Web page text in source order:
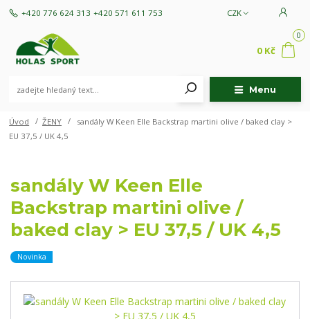
Menu
CZK
+420 776 624 313 +420 571 611 753
0
0 Kč
Úvod ŽENY
sandály W Keen Elle Backstrap martini olive / baked clay >
EU 37,5 / UK 4,5
sandály W Keen Elle
Backstrap martini olive /
baked clay > EU 37,5 / UK 4,5
Novinka